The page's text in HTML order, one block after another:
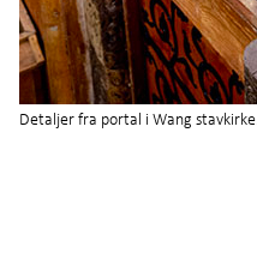
Detaljer fra portal i Wang stavkirke.